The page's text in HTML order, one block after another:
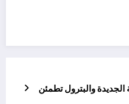
الجديدة والبترول تطمئن